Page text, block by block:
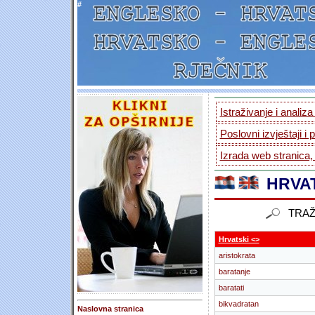
#
Naslovna stranica
Istraživanje i
Poslovni izvještaji i
Izrada web
Hrvatski <>
aristokrata
baratanje
baratati
bikvadratan